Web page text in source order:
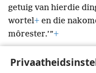
getuig van hierdie
wortel+ en die
môrester.’”+